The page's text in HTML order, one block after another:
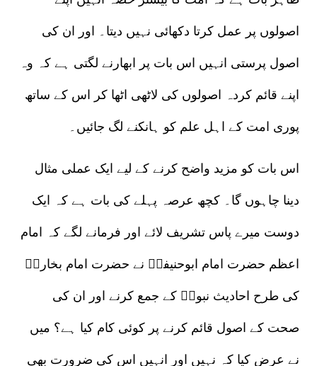
اصولوں پر عمل کرتا دکھائی نہیں دیتا۔ اور ان کی
اصول پرستی انہیں اس بات پر ابھارنے لگتی ہے کہ وہ
اپنے قائم کردہ اصولوں کی لاٹھی اٹھا کر اس کے ساتھ
پوری امت کے اہل علم کو ہانکنے لگ جائیں۔
اس بات کو مزید واضح کرنے کے لیے ایک عملی مثال
دینا چاہوں گا۔ کچھ عرصہ پہلے کی بات ہے کہ ایک
دوست میرے پاس تشریف لائے اور فرمانے لگے کہ امام
اعظم حضرت امام ابوحنیفہؒ نے حضرت امام بخاریؒ
کی طرح احادیث نبویؐ کے جمع کرنے اور ان کی
صحت کے اصول قائم کرنے پر کوئی کام کیا ہے؟ میں
نے عرض کیا کہ نہیں اور انہیں اس کی ضرورت بھی